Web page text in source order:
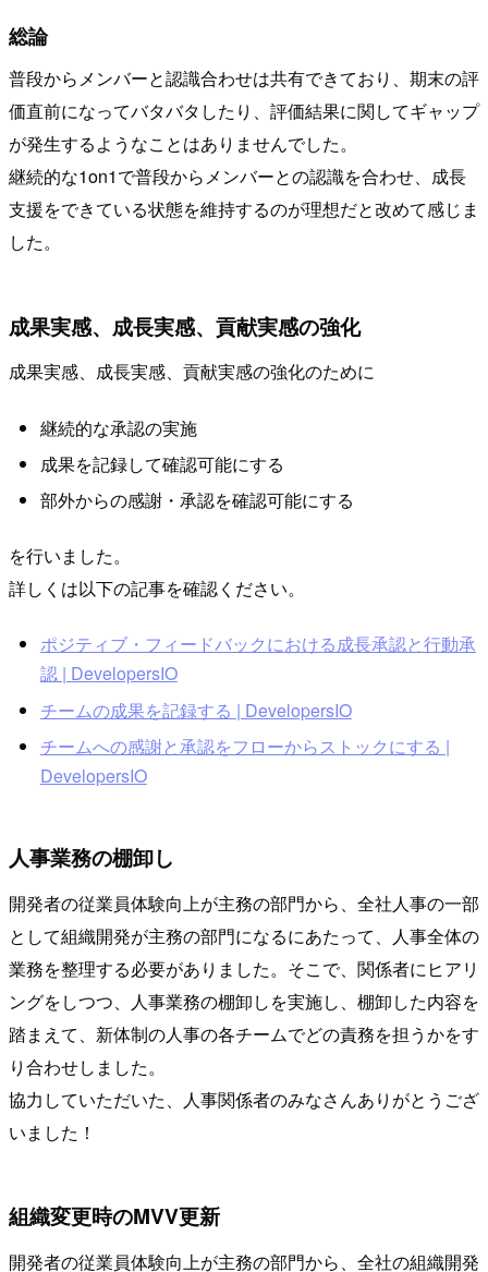
総論
普段からメンバーと認識合わせは共有できており、期末の評
価直前になってバタバタしたり、評価結果に関してギャップ
が発生するようなことはありませんでした。
継続的な1on1で普段からメンバーとの認識を合わせ、成長
支援をできている状態を維持するのが理想だと改めて感じま
した。
成果実感、成長実感、貢献実感の強化
成果実感、成長実感、貢献実感の強化のために
継続的な承認の実施
成果を記録して確認可能にする
部外からの感謝・承認を確認可能にする
を行いました。
詳しくは以下の記事を確認ください。
ポジティブ・フィードバックにおける成長承認と行動承
認 | DevelopersIO
チームの成果を記録する | DevelopersIO
チームへの感謝と承認をフローからストックにする |
DevelopersIO
人事業務の棚卸し
開発者の従業員体験向上が主務の部門から、全社人事の一部
として組織開発が主務の部門になるにあたって、人事全体の
業務を整理する必要がありました。そこで、関係者にヒアリ
ングをしつつ、人事業務の棚卸しを実施し、棚卸した内容を
踏まえて、新体制の人事の各チームでどの責務を担うかをす
り合わせしました。
協力していただいた、人事関係者のみなさんありがとうござ
いました！
組織変更時のMVV更新
開発者の従業員体験向上が主務の部門から、全社の組織開発